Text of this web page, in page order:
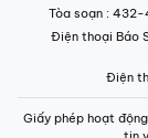
Tòa soạn : 432-
Điện thoại Báo
Điện
Giấy phép hoạt